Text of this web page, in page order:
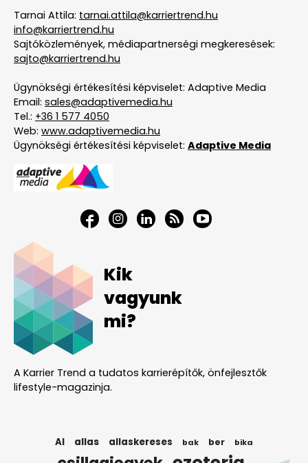
Tarnai Attila: tarnai.attila@karriertrend.hu
info@karriertrend.hu
Sajtóközlemények, médiapartnerségi megkeresések:
sajto@karriertrend.hu
Ügynökségi értékesítési képviselet: Adaptive Media
Email: sales@adaptivemedia.hu
Tel.: +36 1 577 4050
Web: www.adaptivemedia.hu
Ügynökségi értékesítési képviselet: Adaptive Media
Kik
vagyunk
mi?
A Karrier Trend a tudatos karrierépítők, önfejlesztők
lifestyle-magazinja.
AI allas allaskereses bak ber bika